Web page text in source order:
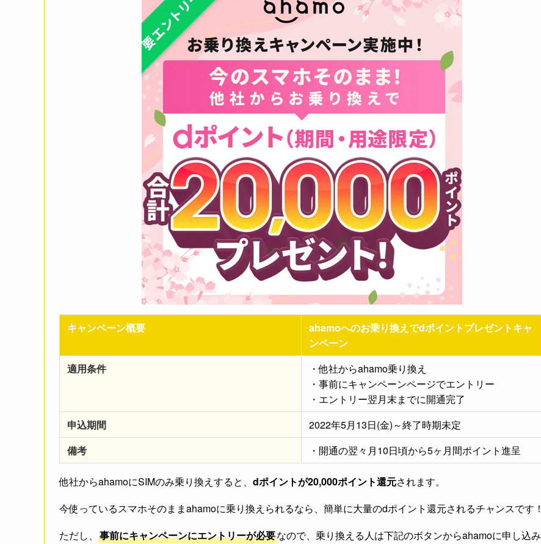
キャンペーン概要
ahamoへのお乗り換えでdポイントプレゼントキャ
ンペーン
適用条件
・他社からahamo乗り換え
・事前にキャンペーンページでエントリー
・エントリー翌月末までに開通完了
申込期間
2022年5月13日(金)～終了時期未定
備考
・開通の翌々月10日頃から5ヶ月間ポイント進呈
他社からahamoにSIMのみ乗り換えすると、 dポイントが20,000ポイント還元されます。
今使っているスマホそのままahamoに乗り換えられるなら、簡単に大量のdポイント還元されるチャンスです！
ただし、 事前にキャンペーンにエントリーが必要なので、乗り換える人は下記のボタンからahamoに申し込み